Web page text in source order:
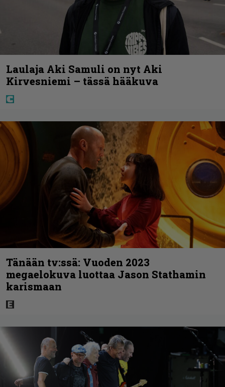
Laulaja Aki Samuli on nyt Aki
Kirvesniemi – tässä hääkuva
Tänään tv:ssä: Vuoden 2023
megaelokuva luottaa Jason Stathamin
karismaan